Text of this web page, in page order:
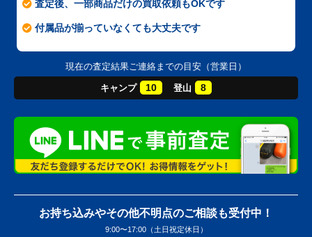
査定後、一部商品だけの買取依頼もOKです
付属品が揃っていなくても大丈夫です
現在の査定結果ご連絡までの目安（営業日）
キャンプ 10 登山 8
お持ち込みやその他不明点のご相談も受付中！
9:00〜17:00（土日祝定休日）